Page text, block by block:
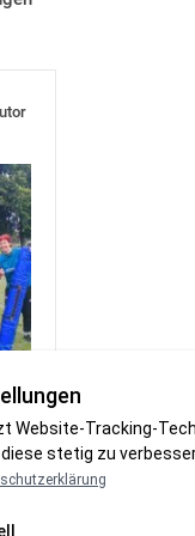
Website-Tracking-
stetig zu